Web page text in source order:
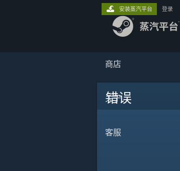
商店
关于
客服
安装蒸汽平台 登录
错误